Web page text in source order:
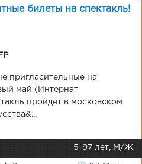
билеты на спектакль!
пригласительные на
май (Интернат
пройдет в московском
5-97 лет, М/Ж